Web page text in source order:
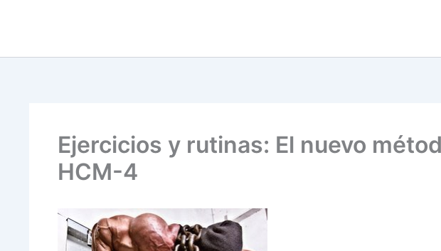
Ejercicios y rutinas: El nuevo
HCM-4